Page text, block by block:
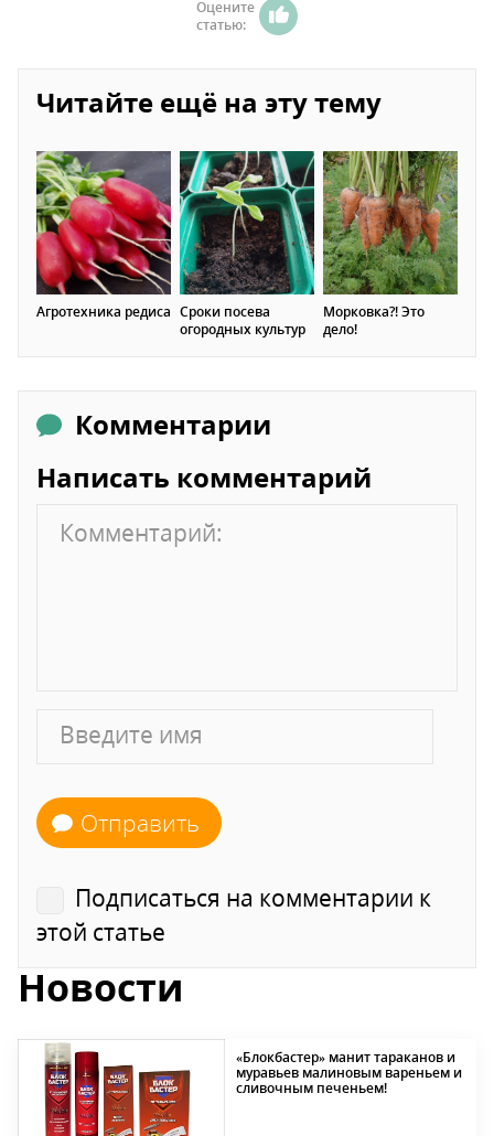
Оцените
статью:
Читайте ещё на эту тему
Агротехника редиса Сроки посева
огородных культур
Морковка?! Это
дело!
Комментарии
Написать комментарий
Отправить
Подписаться на комментарии к
этой статье
Новости
«Блокбастер» манит тараканов и
муравьев малиновым вареньем и
сливочным печеньем!